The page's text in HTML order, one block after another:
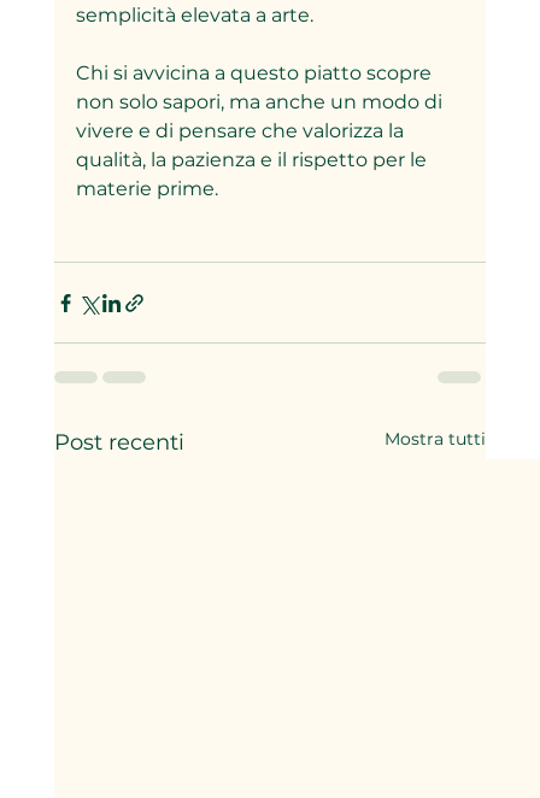
semplicità elevata a arte.
Chi si avvicina a questo piatto scopre
non solo sapori, ma anche un modo di
vivere e di pensare che valorizza la
qualità, la pazienza e il rispetto per le
materie prime.
Post recenti Mostra tutti